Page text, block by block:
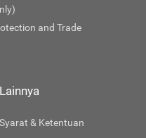
and Trade
Lainnya
Syarat & Ketentuan